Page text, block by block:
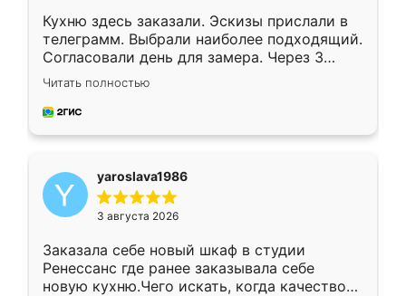
Кухню здесь заказали. Эскизы прислали в
телеграмм. Выбрали наиболее подходящий.
Согласовали день для замера. Через 3
недели кухня была уже готова. Остались
довольны работой. Спасибо Ренессанс
мебель за качественную работу!
Читать полностью
yaroslava1986
3 августа 2026
Заказала себе новый шкаф в студии
Ренессанс где ранее заказывала себе
новую кухню.Чего искать, когда качеством